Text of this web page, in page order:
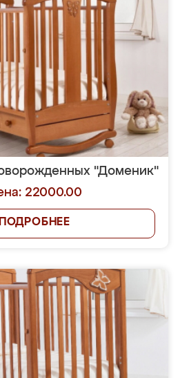
"Доменик"
22000.00
ПОДРОБНЕЕ